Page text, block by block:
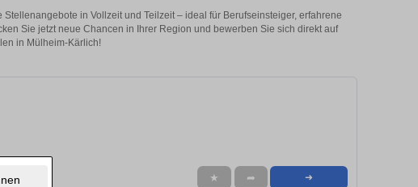
in Vollzeit und Teilzeit – ideal für Berufseinsteiger, erfahrene
Sie jetzt neue Chancen in Ihrer Region und bewerben Sie sich direkt auf
in Mülheim-Kärlich!
★ ➦ ➜